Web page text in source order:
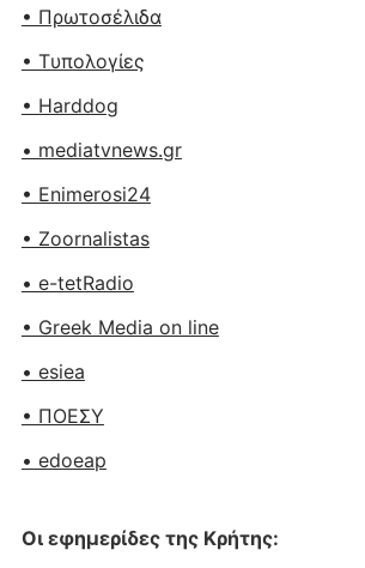
• Πρωτοσέλιδα
• Tυπολογίες
• Harddog
• mediatvnews.gr
• Enimerosi24
• Zoornalistas
• e-tetRadio
• Greek Media on line
• esiea
• ΠΟΕΣΥ
• edoeap
Οι εφημερίδες της Κρήτης: